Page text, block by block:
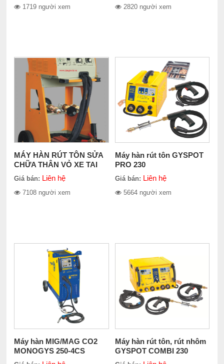
1719 người xem 2820 người xem
MÁY HÀN RÚT TÔN SỬA
CHỮA THÂN VỎ XE TAI
NẠN CRS-68E ( Hàn giật)
Giá bán: Liên hệ
7108 người xem
Máy hàn rút tôn GYSPOT
PRO 230
Giá bán: Liên hệ
5664 người xem
Máy hàn MIG/MAG CO2
MONOGYS 250-4CS
Máy hàn rút tôn, rút nhôm
GYSPOT COMBI 230